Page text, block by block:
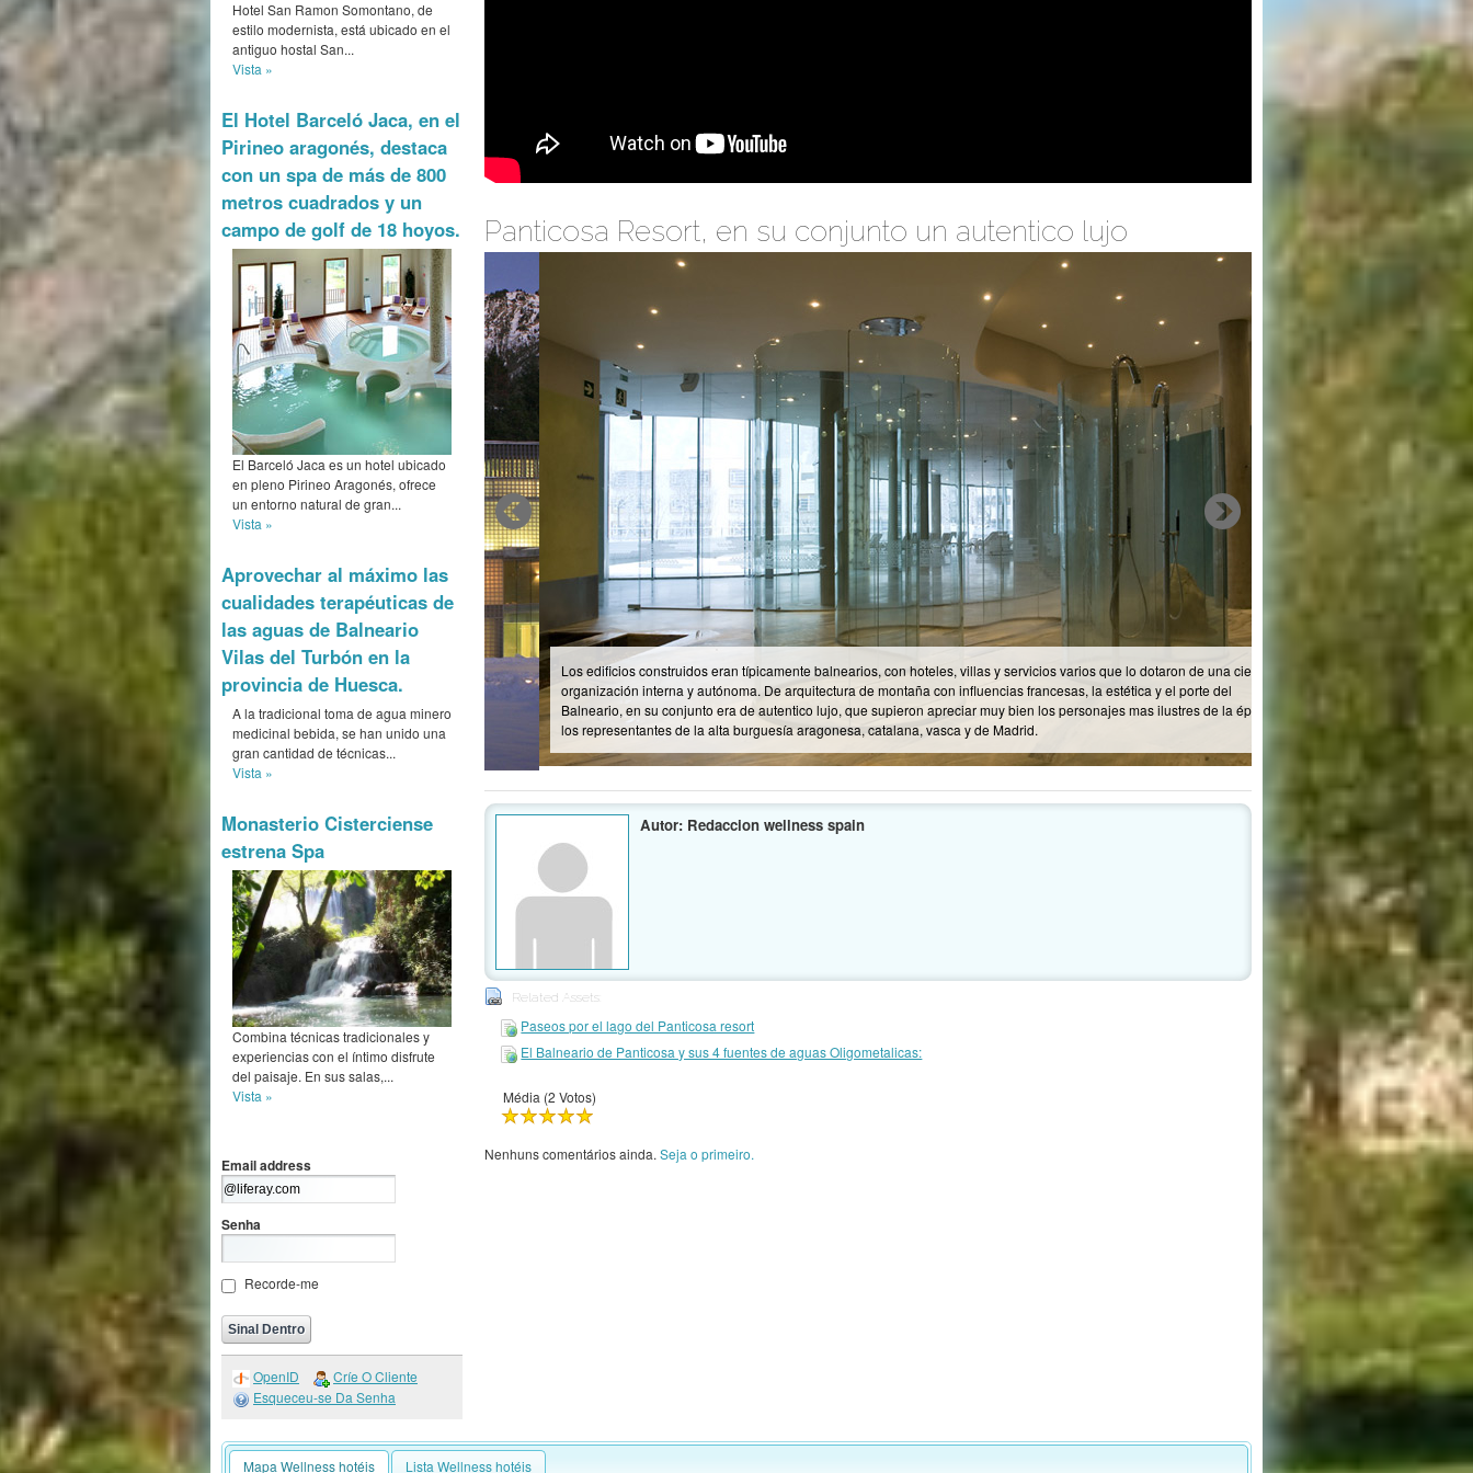
Hotel San Ramon Somontano, de
estilo modernista, está ubicado en el
antiguo hostal San...
Vista »
El Hotel Barceló Jaca, en el
Pirineo aragonés, destaca
con un spa de más de 800
metros cuadrados y un
campo de golf de 18 hoyos.
El Barceló Jaca es un hotel ubicado
en pleno Pirineo Aragonés, ofrece
un entorno natural de gran...
Vista »
Aprovechar al máximo las
cualidades terapéuticas de
las aguas de Balneario
Vilas del Turbón en la
provincia de Huesca.
A la tradicional toma de agua minero
medicinal bebida, se han unido una
gran cantidad de técnicas...
Vista »
Monasterio Cisterciense
estrena Spa
Combina técnicas tradicionales y
experiencias con el íntimo disfrute
del paisaje. En sus salas,...
Vista »
Email address
Senha
Recorde-me
OpenID
Críe O Cliente
Esqueceu-se Da Senha
Panticosa Resort, en su conjunto un autentico lujo
Los edificios construidos eran típicamente balnearios, con hoteles, villas y servicios varios que lo dotaron de una cierta
organización interna y autónoma. De arquitectura de montaña con influencias francesas, la estética y el porte del
Balneario, en su conjunto era de autentico lujo, que supieron apreciar muy bien los personajes mas ilustres de la época y
los representantes de la alta burguesía aragonesa, catalana, vasca y de Madrid.
Autor: Redaccion wellness spain
Related Assets:
Paseos por el lago del Panticosa resort
El Balneario de Panticosa y sus 4 fuentes de aguas Oligometalicas:
Média (2 Votos)
Nenhuns comentários ainda. Seja o primeiro.
Mapa Wellness hotéis Lista Wellness hotéis